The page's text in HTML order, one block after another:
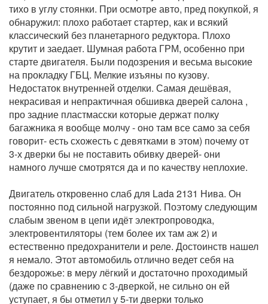
тихо в углу стоянки. При осмотре авто, пред покупкой, я
обнаружил: плохо работает стартер, как и всякий
классический без планетарного редуктора. Плохо
крутит и заедает. Шумная работа ГРМ, особенно при
старте двигателя. Были подозрения и весьма высокие
на прокладку ГБЦ. Мелкие изъяны по кузову.
Недостаток внутренней отделки. Самая дешёвая,
некрасивая и непрактичная обшивка дверей салона ,
про задние пластмасски которые держат полку
багажника я вообще молчу - оно там все само за себя
говорит- есть схожесть с девятками в этом) почему от
3-х дверки бы не поставить обивку дверей- они
намного лучше смотрятся да и по качеству неплохие.
Двигатель откровенно слаб для Lada 2131 Нива. Он
постоянно под сильной нагрузкой. Поэтому следующим
слабым звеном в цепи идёт электропроводка,
электровентиляторы (тем более их там аж 2) и
естественно предохранители и реле. Достоинств нашел
я немало. Этот автомобиль отлично ведет себя на
бездорожье: в меру лёгкий и достаточно проходимый
(даже по сравнению с 3-дверкой, не сильно он ей
уступает, я бы отметил у 5-ти дверки только